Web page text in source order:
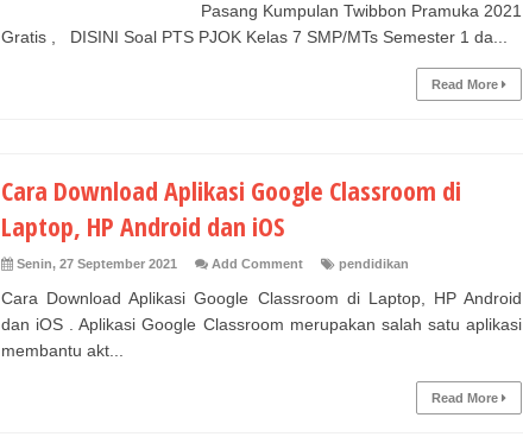
Pasang Kumpulan Twibbon Pramuka 2021
Gratis , DISINI Soal PTS PJOK Kelas 7 SMP/MTs Semester 1 da...
Read More
Cara Download Aplikasi Google Classroom di
Laptop, HP Android dan iOS
Senin, 27 September 2021 Add Comment pendidikan
Cara Download Aplikasi Google Classroom di Laptop, HP Android
dan iOS . Aplikasi Google Classroom merupakan salah satu aplikasi
membantu akt...
Read More